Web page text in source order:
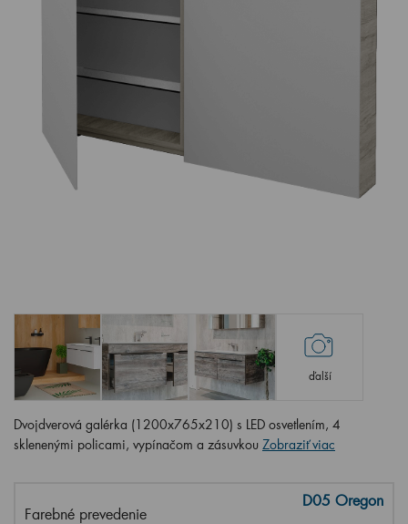
ďalší
Dvojdverová galérka (1200x765x210) s LED osvetlením, 4
sklenenými policami, vypínačom a zásuvkou Zobraziť viac
Farebné prevedenie
D05 Oregon